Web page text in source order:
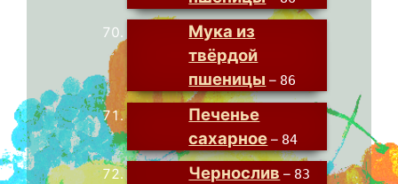
Мука из
твёрдой
пшеницы – 86
Печенье
сахарное – 84
Чернослив – 83